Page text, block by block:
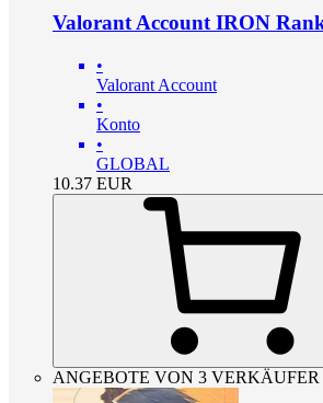
Valorant Account IRON
•
Valorant Account
•
Konto
•
GLOBAL
10.37 EUR
ANGEBOTE VON 3 VERKÄUFER